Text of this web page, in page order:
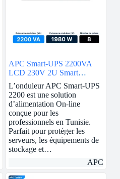
APC Smart-UPS 2200VA
LCD 230V 2U Smart
Connect
L’onduleur APC Smart-UPS
2200 est une solution
d’alimentation On-line
conçue pour les
professionnels en Tunisie.
Parfait pour protéger les
serveurs, les équipements de
stockage et…
APC